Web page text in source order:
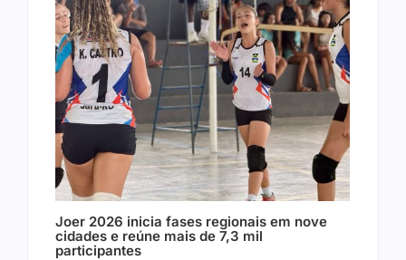
Joer 2026 inicia fases regionais em nove
cidades e reúne mais de 7,3 mil
participantes